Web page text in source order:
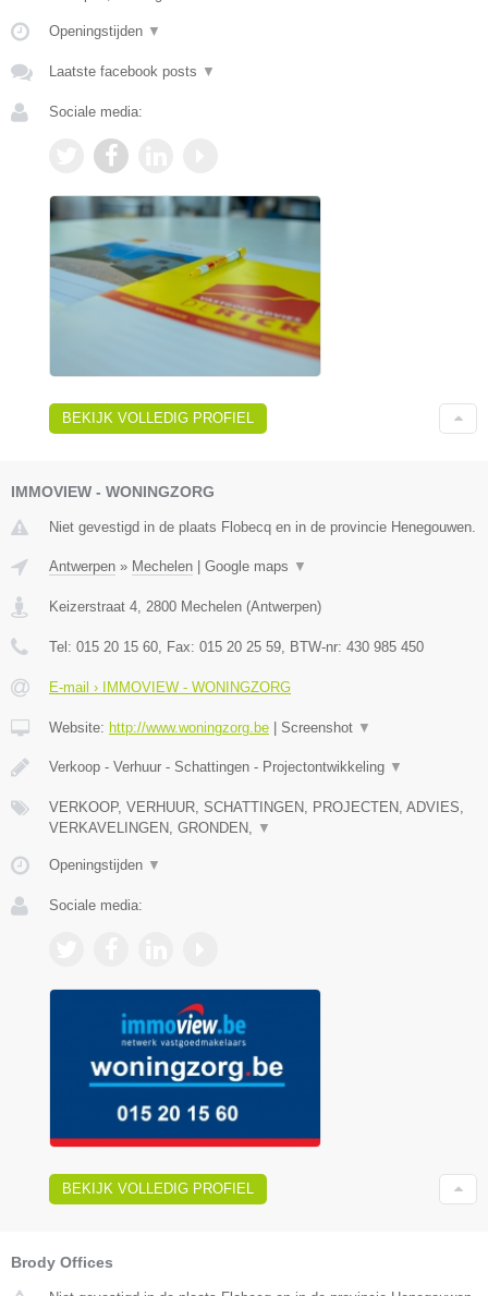
Openingstijden ▼
Laatste facebook posts ▼
Sociale media:
BEKIJK VOLLEDIG PROFIEL
IMMOVIEW - WONINGZORG
Niet gevestigd in de plaats Flobecq en in de provincie Henegouwen.
Antwerpen » Mechelen | Google maps ▼
Keizerstraat 4 2800 Mechelen (Antwerpen)
Tel: 015 20 15 60 , Fax: 015 20 25 59 , BTW-nr: 430 985 450
E-mail › IMMOVIEW - WONINGZORG
Website: http://www.woningzorg.be | Screenshot ▼
Verkoop - Verhuur - Schattingen - Projectontwikkeling ▼
VERKOOP, VERHUUR, SCHATTINGEN, PROJECTEN, ADVIES,
VERKAVELINGEN, GRONDEN,
▼
Openingstijden ▼
Sociale media:
BEKIJK VOLLEDIG PROFIEL
Brody Offices